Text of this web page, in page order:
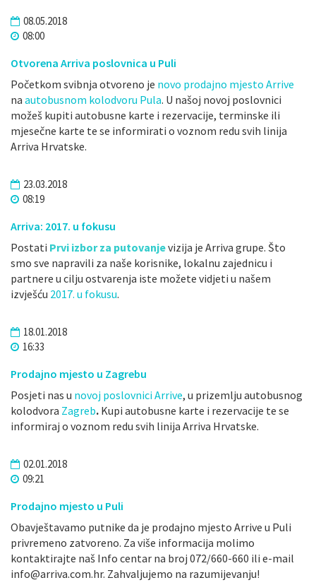
08.05.2018
08:00
Otvorena Arriva poslovnica u Puli
Početkom svibnja otvoreno je novo prodajno mjesto Arrive
na autobusnom kolodvoru Pula. U našoj novoj poslovnici
možeš kupiti autobusne karte i rezervacije, terminske ili
mjesečne karte te se informirati o voznom redu svih linija
Arriva Hrvatske.
23.03.2018
08:19
Arriva: 2017. u fokusu
Postati Prvi izbor za putovanjevizija je Arriva grupe. Što
smo sve napravili za naše korisnike, lokalnu zajednicu i
partnere u cilju ostvarenja iste možete vidjeti u našem
izvješću 2017. u fokusu.
18.01.2018
16:33
Prodajno mjesto u Zagrebu
Posjeti nas u novoj poslovnici Arrive, u prizemlju autobusnog
kolodvora Zagreb. Kupi autobusne karte i rezervacije te se
informiraj o voznom redu svih linija Arriva Hrvatske.
02.01.2018
09:21
Prodajno mjesto u Puli
Obavještavamo putnike da je prodajno mjesto Arrive u Puli
privremeno zatvoreno. Za više informacija molimo
kontaktirajte naš Info centar na broj 072/660-660 ili e-mail
info@arriva.com.hr. Zahvaljujemo na razumijevanju!